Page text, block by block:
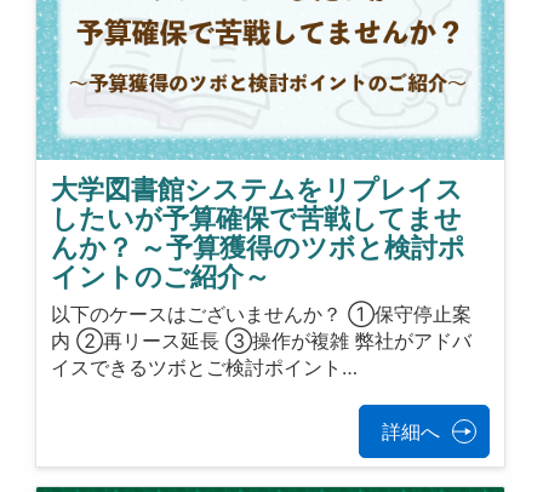
大学図書館システムをリプレイス
したいが予算確保で苦戦してませ
んか？ ～予算獲得のツボと検討ポ
イントのご紹介～
以下のケースはございませんか？ ①保守停止案
内 ②再リース延長 ③操作が複雑 弊社がアドバ
イスできるツボとご検討ポイント…
詳細へ